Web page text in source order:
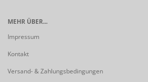
MEHR ÜBER...
Impressum
Kontakt
Versand- & Zahlungsbedingungen